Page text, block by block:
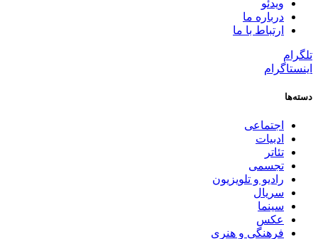
ویدئو
درباره ما
ارتباط با ما
تلگرام
اینستاگرام
دسته‌ها
اجتماعی
ادبیات
تئاتر
تجسمی
رادیو و تلویزیون
سریال
سینما
عکس
فرهنگی و هنری